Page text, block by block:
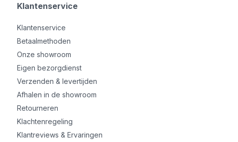
Klantenservice
Klantenservice
Betaalmethoden
Onze showroom
Eigen bezorgdienst
Verzenden & levertijden
Afhalen in de showroom
Retourneren
Klachtenregeling
Klantreviews & Ervaringen